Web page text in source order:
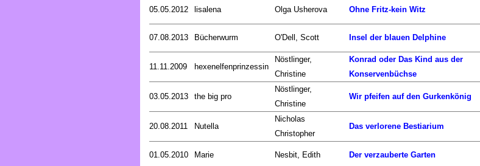
05.05.2012 lisalena Olga Usherova Ohne Fritz-kein Witz
07.08.2013 Bücherwurm O'Dell, Scott Insel der blauen Delphine
11.11.2009 hexenelfenprinzessin
Nöstlinger,
Christine
Konrad oder Das Kind aus der
Konservenbüchse
03.05.2013 the big pro
Nöstlinger,
Christine
Wir pfeifen auf den Gurkenkönig
20.08.2011 Nutella
Nicholas
Christopher
Das verlorene Bestiarium
01.05.2010 Marie Nesbit, Edith Der verzauberte Garten